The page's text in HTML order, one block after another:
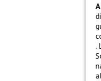
.